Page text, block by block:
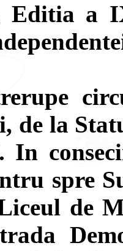
Editia a
de la
In
spre
de